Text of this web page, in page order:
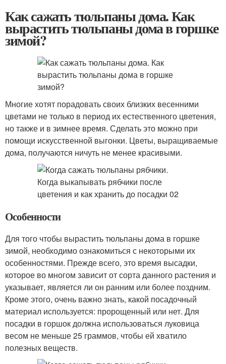
Как сажать тюльпаны дома. Как
вырастить тюльпаны дома в горшке
зимой?
Многие хотят порадовать своих близких весенними
цветами не только в период их естественного цветения,
но также и в зимнее время. Сделать это можно при
помощи искусственной выгонки. Цветы, выращиваемые
дома, получаются ничуть не менее красивыми.
Особенности
Для того чтобы вырастить тюльпаны дома в горшке
зимой, необходимо ознакомиться с некоторыми их
особенностями. Прежде всего, это время высадки,
которое во многом зависит от сорта данного растения и
указывает, является ли он ранним или более поздним.
Кроме этого, очень важно знать, какой посадочный
материал используется: пророщенный или нет. Для
посадки в горшок должна использоваться луковица
весом не меньше 25 граммов, чтобы ей хватило
полезных веществ.